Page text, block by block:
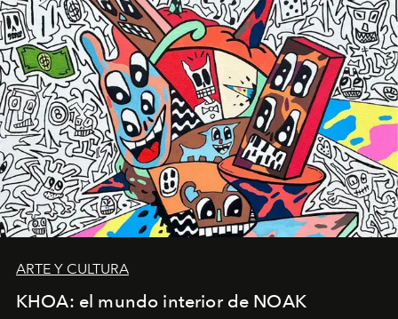
ARTE Y CULTURA
KHOA: el mundo interior de NOAK